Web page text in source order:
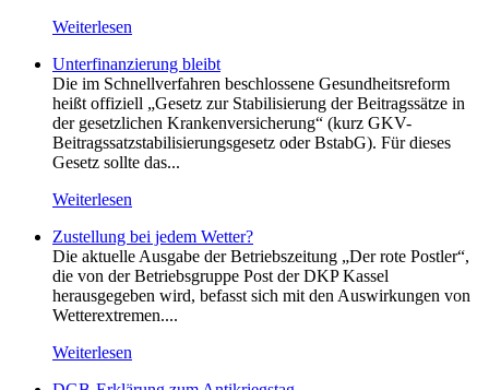
Weiterlesen
Unterfinanzierung bleibt
Die im Schnellverfahren beschlossene Gesundheitsreform
heißt offiziell „Gesetz zur Stabilisierung der Beitragssätze in
der gesetzlichen Krankenversicherung“ (kurz GKV-
Beitragssatzstabilisierungsgesetz oder BstabG). Für dieses
Gesetz sollte das...
Weiterlesen
Zustellung bei jedem Wetter?
Die aktuelle Ausgabe der Betriebszeitung „Der rote Postler“,
die von der Betriebsgruppe Post der DKP Kassel
herausgegeben wird, befasst sich mit den Auswirkungen von
Wetterextremen....
Weiterlesen